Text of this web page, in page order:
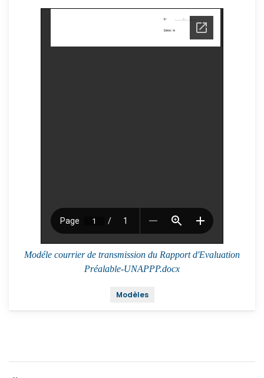
Modéle courrier de transmission du Rapport d'Evaluation
Préalable-UNAPPP.docx
Modèles